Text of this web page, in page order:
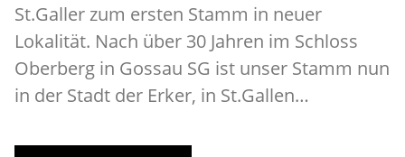
St.Galler zum ersten Stamm in neuer
Lokalität. Nach über 30 Jahren im Schloss
Oberberg in Gossau SG ist unser Stamm nun
in der Stadt der Erker, in St.Gallen…